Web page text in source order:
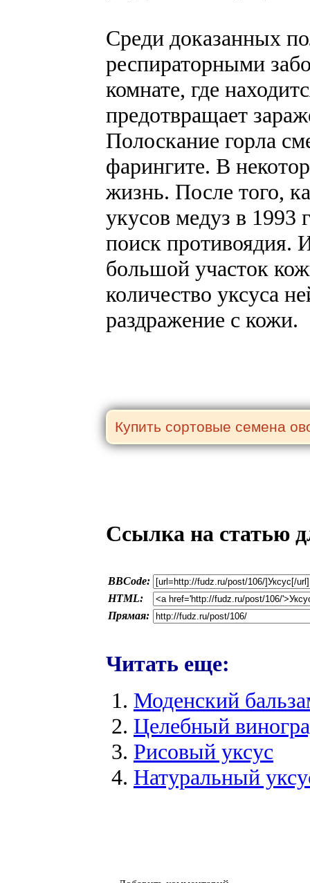
Среди доказанных
респираторными
комнате, где
предотвращает
Полоскание горла
фарингите. В
жизнь. После того,
укусов медуз в
поиск противоядия.
большой участок
количество уксуса
раздражение с кожи.
Ссылка на статью
BBCode:
HTML:
Прямая:
Читать еще:
Моденский
Целебный
Рисовый уксус
Натуральный